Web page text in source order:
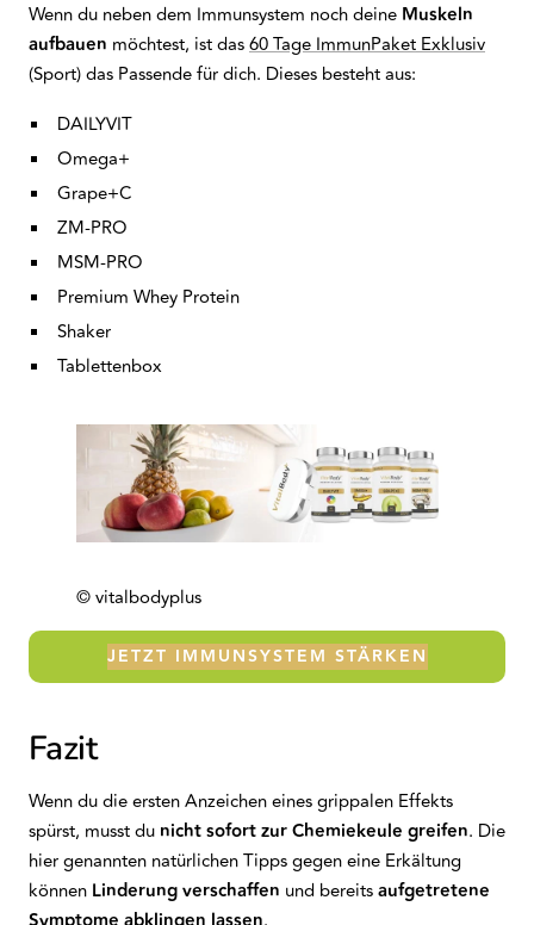
Wenn du neben dem Immunsystem noch deine Muskeln
aufbauen möchtest, ist das60 Tage ImmunPaket Exklusiv
(Sport) das Passende für dich. Dieses besteht aus:
DAILYVIT
Omega+
Grape+C
ZM-PRO
MSM-PRO
Premium Whey Protein
Shaker
Tablettenbox
© vitalbodyplus
JETZT IMMUNSYSTEM STÄRKEN
Fazit
Wenn du die ersten Anzeichen eines grippalen Effekts
spürst, musst du nicht sofort zur Chemiekeule greifen. Die
hier genannten natürlichen Tipps gegen eine Erkältung
können Linderungverschaffen und bereitsaufgetretene